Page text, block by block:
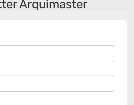
Arquimaster